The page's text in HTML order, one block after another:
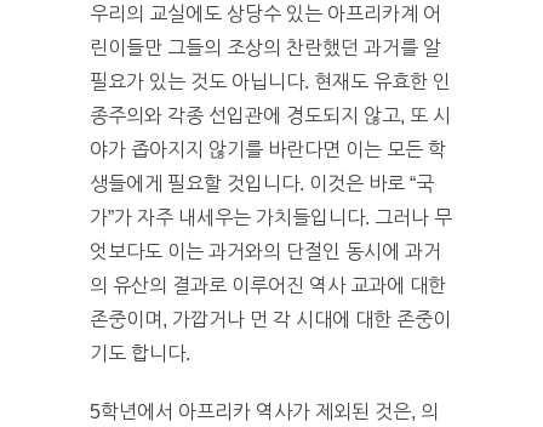
우리의 교실에도 상당수 있는 아프리카계 어
린이들만 그들의 조상의 찬란했던 과거를 알
필요가 있는 것도 아닙니다. 현재도 유효한 인
종주의와 각종 선입관에 경도되지 않고, 또 시
야가 좁아지지 않기를 바란다면 이는 모든 학
생들에게 필요할 것입니다. 이것은 바로 “국
가”가 자주 내세우는 가치들입니다. 그러나 무
엇보다도 이는 과거와의 단절인 동시에 과거
의 유산의 결과로 이루어진 역사 교과에 대한
존중이며, 가깝거나 먼 각 시대에 대한 존중이
기도 합니다.
5학년에서 아프리카 역사가 제외된 것은, 의